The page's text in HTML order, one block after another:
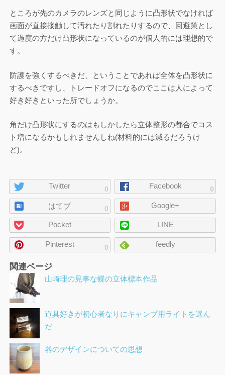
ところが先のカメラのレンズと同じように凸形状でなければ
画面が直接接触して汚れたり割れたりするので、回避策とし
て過度の方だけ凸形状になっているのが個人的には理想的で
す。
防護を強くするべきだ、ということであれば全体を凸形状に
するべきですし、トレードオフになるのでここは人によって
好き好きといった所でしょうか。
角だけ凸形状にするのはもしかしたら立体整形の都合でコス
ト増になるかもしれませんしね(材料的には減るだろうけ
ど)。
ペ
ー
ジ
の
シ
ェ
0
Twitter 0
Facebook
0
はてブ Google+
Pocket LINE
0
Pinterest feedly
関連ページ
山﨑理の見事な蝶の立体標本作品
道具好きが初心者なりにキャンプ用ライトを選ん
だ
器のデザインについての思想